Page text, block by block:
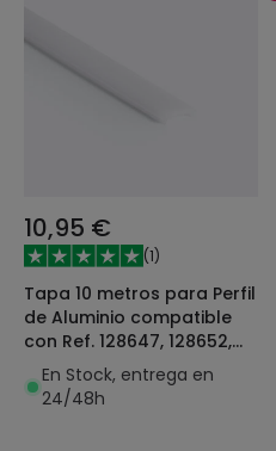
10,95 €
(1)
Tapa 10 metros para Perfil
de Aluminio compatible
con Ref. 128647, 128652,
128632, 128637
En Stock, entrega en
24/48h